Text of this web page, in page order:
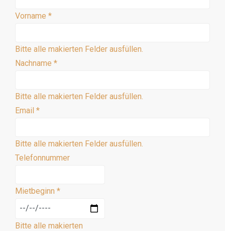
Vorname *
Bitte alle makierten Felder ausfüllen.
Nachname *
Bitte alle makierten Felder ausfüllen.
Email *
Bitte alle makierten Felder ausfüllen.
Telefonnummer
Mietbeginn *
Bitte alle makierten